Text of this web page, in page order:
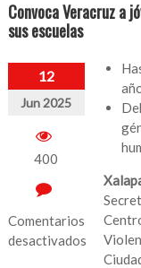
Convoca Veracruz a
sus escuelas
12
Jun 2025
400
Comentarios
desactivados